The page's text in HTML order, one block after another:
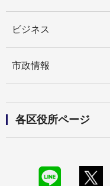
ビジネス
市政情報
各区役所ページ